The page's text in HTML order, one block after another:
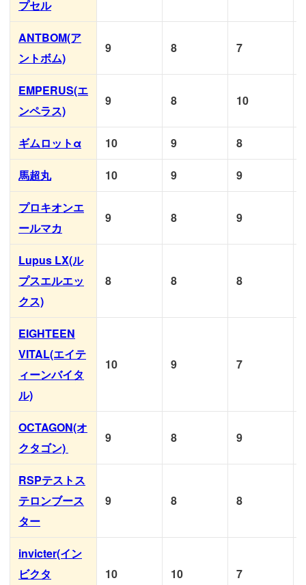
プセル
ANTBOM(ア
ントボム)
9 8 7
EMPERUS(エ
ンペラス)
9 8 10
ギムロットα 10 9 8
馬超丸 10 9 9
プロキオンエ
ールマカ
9 8 9
Lupus LX(ル
プスエルエッ
クス)
8 8 8
EIGHTEEN
VITAL(エイテ
ィーンバイタ
ル)
10 9 7
OCTAGON(オ
クタゴン)
9 8 9
RSPテストス
テロンブース
ター
9 8 8
invicter(イン
ビクタ
10 10 7